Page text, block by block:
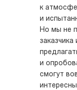
к
и
Но мы не
и
смогут